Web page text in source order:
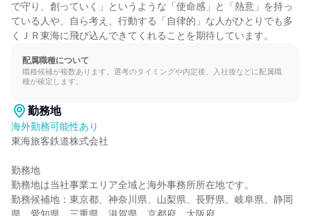
で守り、創っていく」というような「使命感」と「熱意」を持っ
ている人や、自ら考え、行動する「自律的」な人がひとりでも多
くＪＲ東海に飛び込んできてくれることを期待しています。
配属職種について
職種候補が複数あります。選考のタイミングや内定後、入社後などに配属職
種が確定します。
勤務地
海外勤務可能性あり
東海旅客鉄道株式会社
勤務地
勤務地は当社事業エリア全域と海外事務所所在地です。
勤務候補地：東京都、神奈川県、山梨県、長野県、岐阜県、静岡